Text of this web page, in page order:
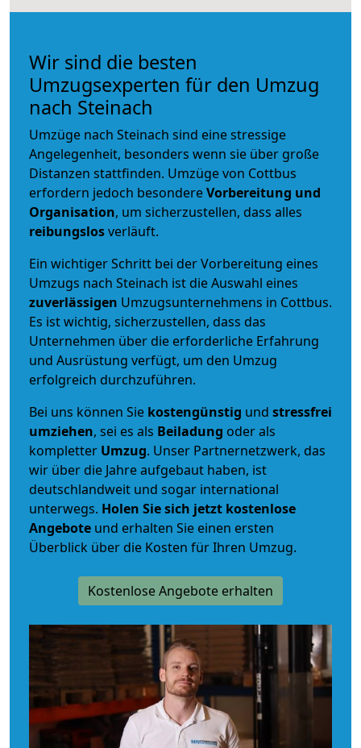
Wir sind die besten
Umzugsexperten für den Umzug
nach Steinach
Umzüge nach Steinach sind eine stressige
Angelegenheit, besonders wenn sie über große
Distanzen stattfinden. Umzüge von Cottbus
erfordern jedoch besondereVorbereitung und
Organisation, um sicherzustellen, dass alles
reibungslosverläuft.
Ein wichtiger Schritt bei der Vorbereitung eines
Umzugs nach Steinach ist die Auswahl eines
zuverlässigen Umzugsunternehmens in Cottbus.
Es ist wichtig, sicherzustellen, dass das
Unternehmen über die erforderliche Erfahrung
und Ausrüstung verfügt, um den Umzug
erfolgreich durchzuführen.
Bei uns können Sie kostengünstig und stressfrei
umziehen, sei es als Beiladung oder als
kompletter Umzug. Unser Partnernetzwerk, das
wir über die Jahre aufgebaut haben, ist
deutschlandweit und sogar international
unterwegs. Holen Sie sich jetzt kostenlose
Angebote und erhalten Sie einen ersten
Überblick über die Kosten für Ihren Umzug.
Kostenlose Angebote erhalten